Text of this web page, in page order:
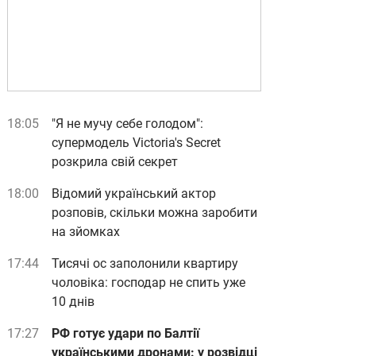
18:05
"Я не мучу себе голодом":
супермодель Victoria's Secret
розкрила свій секрет
18:00
Відомий український актор
розповів, скільки можна заробити
на зйомках
17:44
Тисячі ос заполонили квартиру
чоловіка: господар не спить уже
10 днів
17:27
РФ готує удари по Балтії
українськими дронами: у розвідці